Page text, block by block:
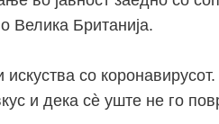
Велика Британија.
со
и дека сѐ уште не го